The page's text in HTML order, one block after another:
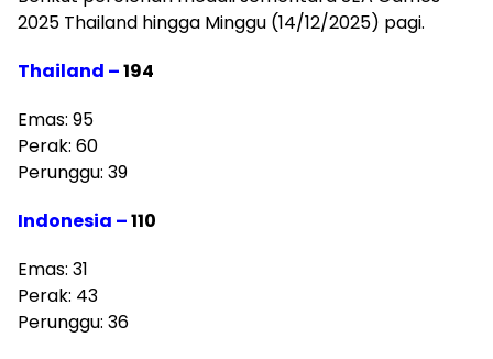
2025 Thailand hingga Minggu (14/12/2025) pagi.
Thailand –194
Emas: 95
Perak: 60
Perunggu: 39
Indonesia –110
Emas: 31
Perak: 43
Perunggu: 36